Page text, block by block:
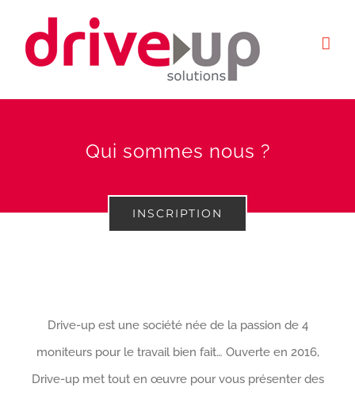
contenu
Qui sommes nous ?
INSCRIPTION
Drive-up est une société née de la passion de 4
moniteurs pour le travail bien fait… Ouverte en 2016,
Drive-up met tout en œuvre pour vous présenter des